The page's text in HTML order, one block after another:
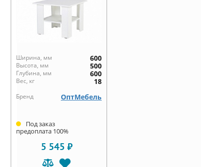
Ширина, мм 600
Высота, мм 500
Глубина, мм 600
Вес, кг 18
Бренд ОптМебель
Под заказ
предоплата 100%
5 545 ₽